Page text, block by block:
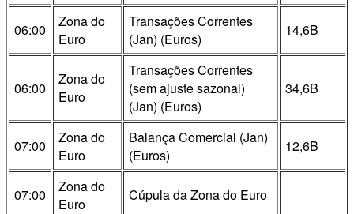
06:00
Zona do
Euro
Transações Correntes
(Jan) (Euros)
14,6B
06:00
Zona do
Euro
Transações Correntes
(sem ajuste sazonal)
(Jan) (Euros)
34,6B
07:00
Zona do
Euro
Balança Comercial (Jan)
(Euros)
12,6B
07:00
Zona do
Euro
Cúpula da Zona do Euro